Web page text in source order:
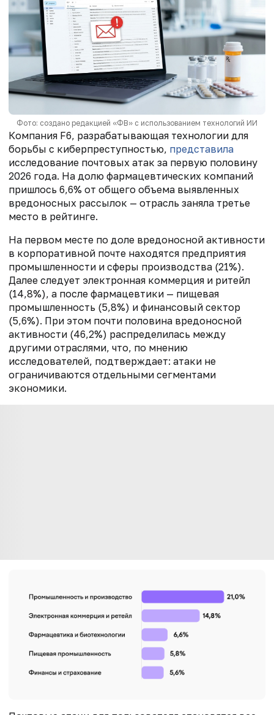
Фото: создано редакцией «ФВ» с использованием технологий ИИ
Компания F6, разрабатывающая технологии для
борьбы с киберпреступностью, представила
исследование почтовых атак за первую половину
2026 года. На долю фармацевтических компаний
пришлось 6,6% от общего объема выявленных
вредоносных рассылок — отрасль заняла третье
место в рейтинге.
На первом месте по доле вредоносной активности
в корпоративной почте находятся предприятия
промышленности и сферы производства (21%).
Далее следует электронная коммерция и ритейл
(14,8%), а после фармацевтики — пищевая
промышленность (5,8%) и финансовый сектор
(5,6%). При этом почти половина вредоносной
активности (46,2%) распределилась между
другими отраслями, что, по мнению
исследователей, подтверждает: атаки не
ограничиваются отдельными сегментами
экономики.